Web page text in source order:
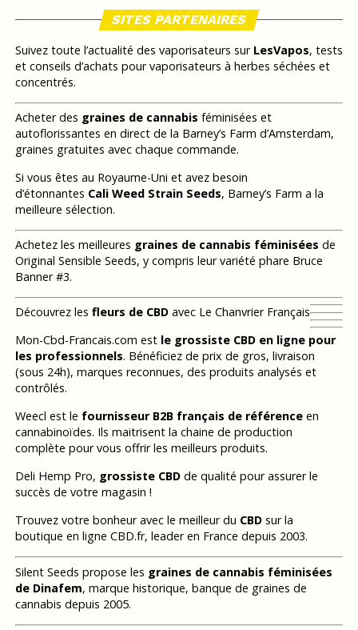
SITES PARTENAIRES
Suivez toute l’actualité des vaporisateurs sur LesVapos, tests
et conseils d’achats pour vaporisateurs à herbes séchées et
concentrés.
Acheter des graines de cannabis féminisées et
autoflorissantes en direct de la Barney’s Farm d’Amsterdam,
graines gratuites avec chaque commande.
Si vous êtes au Royaume-Uni et avez besoin
d’étonnantes Cali Weed Strain Seeds, Barney’s Farm a la
meilleure sélection.
Achetez les meilleures graines de cannabis féminisées de
Original Sensible Seeds, y compris leur variété phare Bruce
Banner #3.
Découvrez les fleurs de CBDavec Le Chanvrier Français
Mon-Cbd-Francais.com est le grossiste CBD en ligne pour
les professionnels. Bénéficiez de prix de gros, livraison
(sous 24h), marques reconnues, des produits analysés et
contrôlés.
Weecl est le fournisseur B2B français de référenceen
cannabinoïdes. Ils maitrisent la chaine de production
complète pour vous offrir les meilleurs produits.
Deli Hemp Pro, grossiste CBDde qualité pour assurer le
succès de votre magasin !
Trouvez votre bonheur avec le meilleur du CBDsur la
boutique en ligne CBD.fr, leader en France depuis 2003.
Silent Seeds propose les graines de cannabis féminisées
de Dinafem, marque historique, banque de graines de
cannabis depuis 2005.